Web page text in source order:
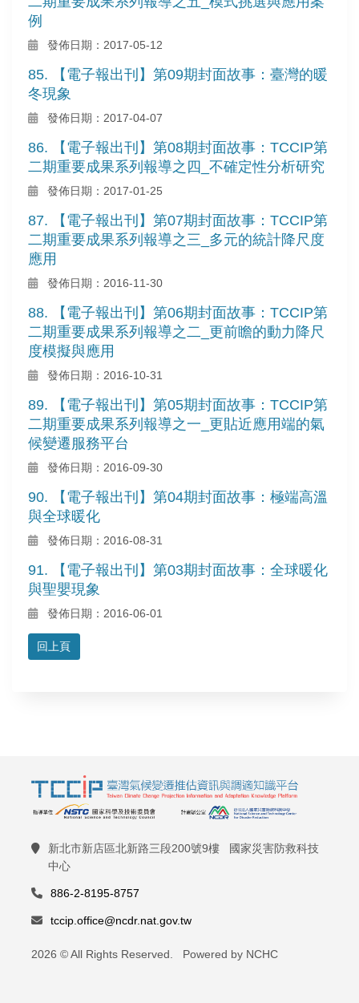
例
發佈日期：2017-05-12
85. 【電子報出刊】第09期封面故事：臺灣的暖
冬現象
發佈日期：2017-04-07
86. 【電子報出刊】第08期封面故事：TCCIP第
二期重要成果系列報導之四_不確定性分析研究
發佈日期：2017-01-25
87. 【電子報出刊】第07期封面故事：TCCIP第
二期重要成果系列報導之三_多元的統計降尺度
應用
發佈日期：2016-11-30
88. 【電子報出刊】第06期封面故事：TCCIP第
二期重要成果系列報導之二_更前瞻的動力降尺
度模擬與應用
發佈日期：2016-10-31
89. 【電子報出刊】第05期封面故事：TCCIP第
二期重要成果系列報導之一_更貼近應用端的氣
候變遷服務平台
發佈日期：2016-09-30
90. 【電子報出刊】第04期封面故事：極端高溫
與全球暖化
發佈日期：2016-08-31
91. 【電子報出刊】第03期封面故事：全球暖化
與聖嬰現象
發佈日期：2016-06-01
回上頁
新北市新店區北新路三段200號9樓 國家災害防救科技
中心
886-2-8195-8757
tccip.office@ncdr.nat.gov.tw
2026 © All Rights Reserved. Powered by NCHC